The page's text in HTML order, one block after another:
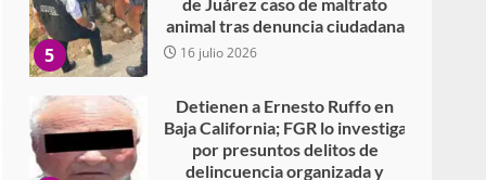
6
Detienen a Ernesto Ruffo en
Baja California; FGR lo investiga
delincuencia organizada y
contrabando
16 julio 2026